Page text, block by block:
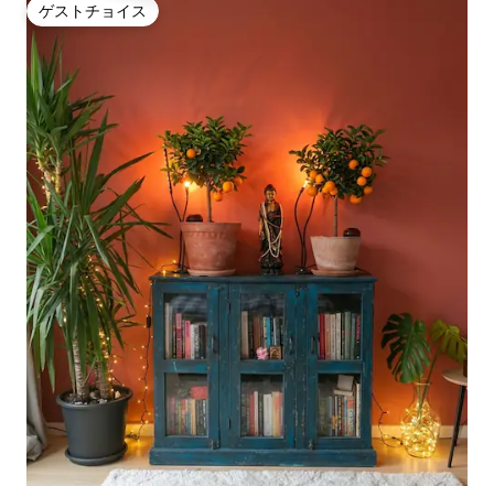
ゲストチョイス
ゲストチョイス